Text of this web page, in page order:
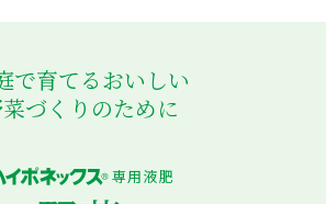
で育てるおいしい
づくりのために
専用液肥